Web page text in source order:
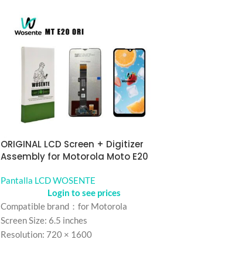
ORIGINAL LCD Screen + Digitizer
Assembly for Motorola Moto E20
Pantalla LCD WOSENTE
Login to see prices
Compatible brand：for Motorola
Screen Size: 6.5 inches
Resolution: 720 × 1600